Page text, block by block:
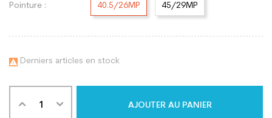
Pointure : 40.5/26MP 45/29MP
 Derniers articles en stock
AJOUTER AU PANIER